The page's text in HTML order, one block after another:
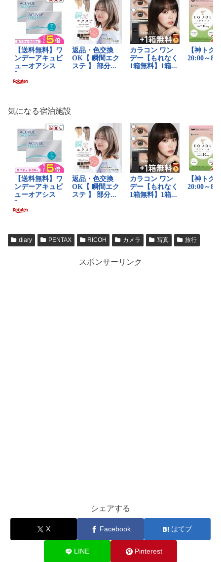
気になる宿泊施設
diary PENTAX RICOH カメラ 写真 旅行
スポンサーリンク
シェアする
X Facebook はてブ
LINE Pinterest